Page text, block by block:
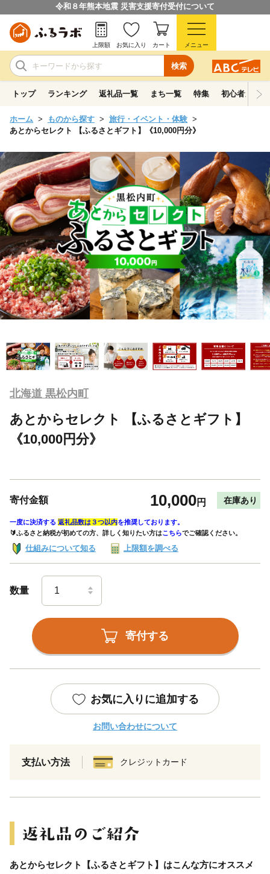
令和８年熊本地震 災害支援寄付受付について
検索
上限額 お気に入り カート メニュー
トップ ランキング 返礼品一覧 まち一覧 特集 初心者ガイド
ホーム ものから探す
旅行・イベント・体験
あとからセレクト 【ふるさとギフト】《10,000円分》
北海道 黒松内町
あとからセレクト 【ふるさとギフト】
《10,000円分》
寄付金額 10,000円 在庫あり
一度に決済する 返礼品数は３つ以内を推奨しております。
🔰ふるさと納税が初めての方、詳しく知りたい方はこちらでご確認ください。
仕組みについて知る 上限額を調べる
数量
寄付する
お気に入りに追加する
お問い合わせについて
支払い方法 クレジットカード
あとからセレクト【ふるさとギフト】はこんな方にオススメ